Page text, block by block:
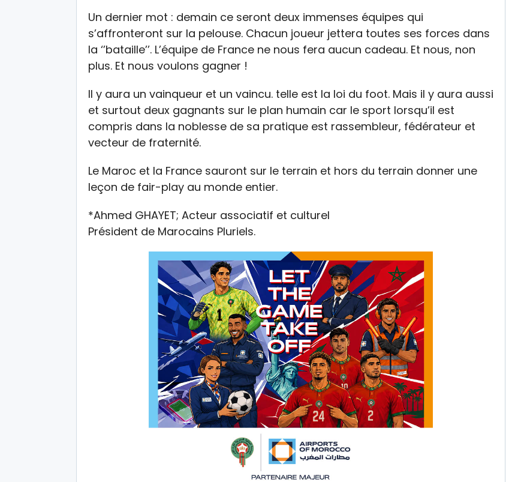
Un dernier mot : demain ce seront deux immenses équipes qui
s’affronteront sur la pelouse. Chacun joueur jettera toutes ses forces dans
la ‘’bataille’’. L’équipe de France ne nous fera aucun cadeau. Et nous, non
plus. Et nous voulons gagner !
Il y aura un vainqueur et un vaincu. telle est la loi du foot. Mais il y aura aussi
et surtout deux gagnants sur le plan humain car le sport lorsqu’il est
compris dans la noblesse de sa pratique est rassembleur, fédérateur et
vecteur de fraternité.
Le Maroc et la France sauront sur le terrain et hors du terrain donner une
leçon de fair-play au monde entier.
*Ahmed GHAYET; Acteur associatif et culturel
Président de Marocains Pluriels.